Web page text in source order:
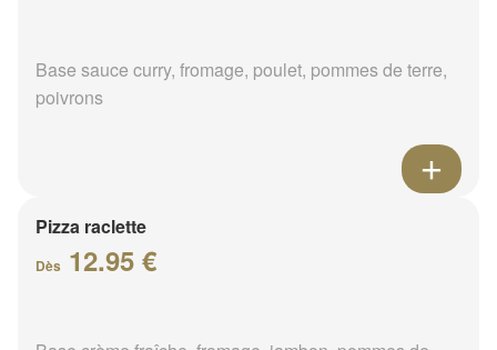
Base sauce curry, fromage, poulet, pommes de terre,
poivrons
Pizza raclette
Dès 12.95 €